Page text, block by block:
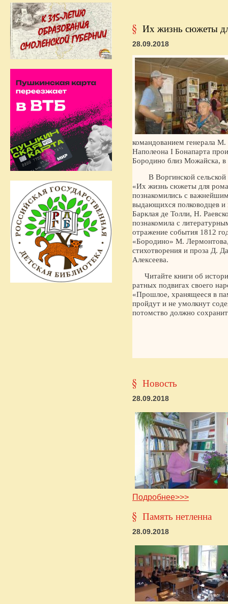
Их жизнь сюжеты
28.09.2018
командованием генерала
Наполеона I Бонапарта
Бородино близ Можайска,
В Воргинской
«Их жизнь сюжеты для
познакомились с
выдающихся полководцев
Барклая де Толли, Н.
познакомила с
отражение события 1812
«Бородино» М.
стихотворения и проза Д.
Алексеева.
Читайте книги об
ратных подвигах своего
«Прошлое, хранящееся в
пройдут и не умолкнут
потомство должно
Новость
28.09.2018
Подробнее>>>
Память нетленна
28.09.2018